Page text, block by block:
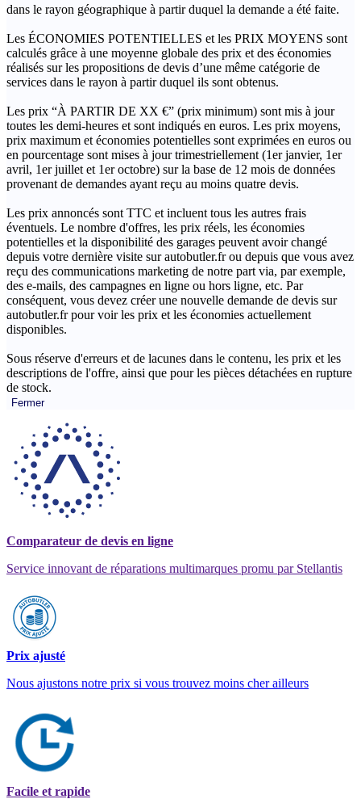
dans le rayon géographique à partir duquel la demande a été faite.
Les ÉCONOMIES POTENTIELLES et les PRIX MOYENS sont
calculés grâce à une moyenne globale des prix et des économies
réalisés sur les propositions de devis d’une même catégorie de
services dans le rayon à partir duquel ils sont obtenus.
Les prix “À PARTIR DE XX €” (prix minimum) sont mis à jour
toutes les demi-heures et sont indiqués en euros. Les prix moyens,
prix maximum et économies potentielles sont exprimées en euros ou
en pourcentage sont mises à jour trimestriellement (1er janvier, 1er
avril, 1er juillet et 1er octobre) sur la base de 12 mois de données
provenant de demandes ayant reçu au moins quatre devis.
Les prix annoncés sont TTC et incluent tous les autres frais
éventuels. Le nombre d'offres, les prix réels, les économies
potentielles et la disponibilité des garages peuvent avoir changé
depuis votre dernière visite sur autobutler.fr ou depuis que vous avez
reçu des communications marketing de notre part via, par exemple,
des e-mails, des campagnes en ligne ou hors ligne, etc. Par
conséquent, vous devez créer une nouvelle demande de devis sur
autobutler.fr pour voir les prix et les économies actuellement
disponibles.
Sous réserve d'erreurs et de lacunes dans le contenu, les prix et les
descriptions de l'offre, ainsi que pour les pièces détachées en rupture
de stock.
Fermer
Comparateur de devis en ligne
Service innovant de réparations multimarques promu par Stellantis
Prix ajusté
Nous ajustons notre prix si vous trouvez moins cher ailleurs
Facile et rapide